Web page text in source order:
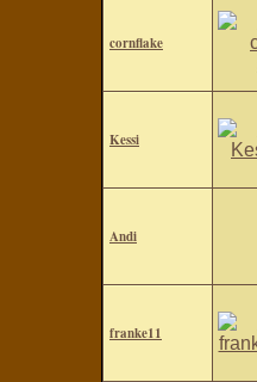
cornflake
Kessi
Andi
franke11